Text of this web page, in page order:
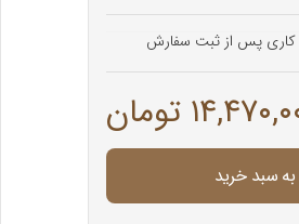
تومان
به سبد خرید